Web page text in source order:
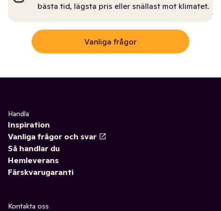
bästa tid, lägsta pris eller snällast mot klimatet.
Vanliga frågor
Handla
Inspiration
Vanliga frågor och svar
Så handlar du
Hemleverans
Färskvarugaranti
Kontakta oss